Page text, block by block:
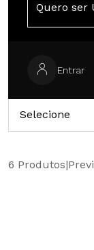
Quero ser
Entrar
Selecione
6 Produtos|